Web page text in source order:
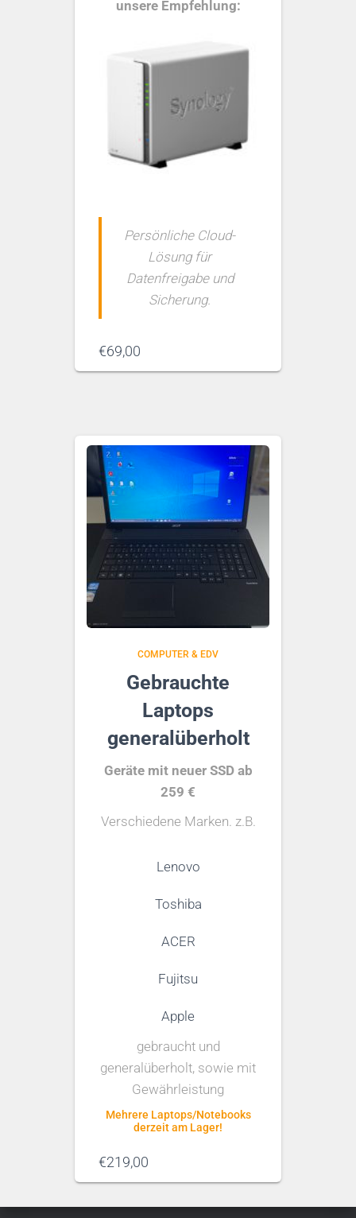
unsere Empfehlung:
Persönliche Cloud-
Lösung für
Datenfreigabe und
Sicherung.
€69,00
COMPUTER & EDV
Gebrauchte
Laptops
generalüberholt
Geräte mit neuer SSD ab
259 €
Verschiedene Marken. z.B.
Lenovo
Toshiba
ACER
Fujitsu
Apple
gebraucht und
generalüberholt, sowie mit
Gewährleistung
Mehrere Laptops/Notebooks
derzeit am Lager!
€219,00